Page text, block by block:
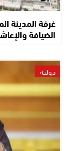
غرفة المدينة
الضيافة
دولية